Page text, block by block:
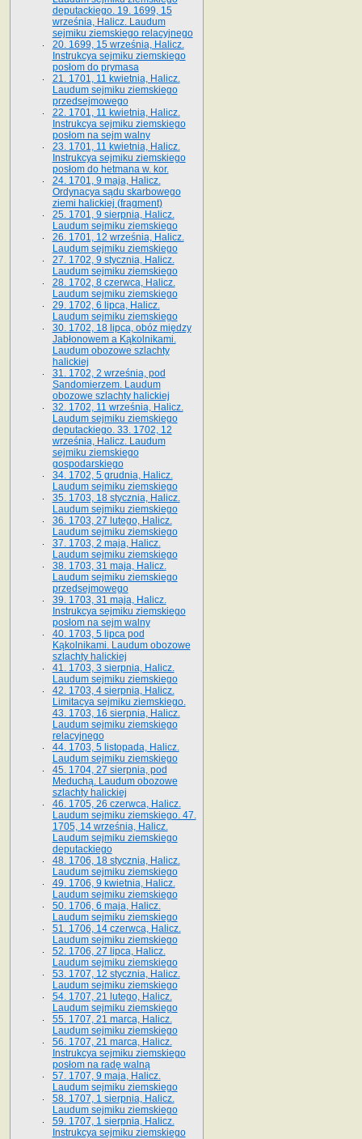
deputackiego. 19. 1699, 15
września, Halicz. Laudum
sejmiku ziemskiego relacyjnego
20. 1699, 15 września, Halicz.
Instrukcya sejmiku ziemskiego
posłom do prymasa
21. 1701, 11 kwietnia, Halicz.
Laudum sejmiku ziemskiego
przedsejmowego
22. 1701, 11 kwietnia, Halicz.
Instrukcya sejmiku ziemskiego
posłom na sejm walny
23. 1701, 11 kwietnia, Halicz.
Instrukcya sejmiku ziemskiego
posłom do hetmana w. kor.
24. 1701, 9 maja, Halicz.
Ordynacya sądu skarbowego
ziemi halickiej (fragment)
25. 1701, 9 sierpnia, Halicz.
Laudum sejmiku ziemskiego
26. 1701, 12 września, Halicz.
Laudum sejmiku ziemskiego
27. 1702, 9 stycznia, Halicz.
Laudum sejmiku ziemskiego
28. 1702, 8 czerwca, Halicz.
Laudum sejmiku ziemskiego
29. 1702, 6 lipca, Halicz.
Laudum sejmiku ziemskiego
30. 1702, 18 lipca, obóz między
Jabłonowem a Kąkolnikami.
Laudum obozowe szlachty
halickiej
31. 1702, 2 września, pod
Sandomierzem. Laudum
obozowe szlachty halickiej
32. 1702, 11 września, Halicz.
Laudum sejmiku ziemskiego
deputackiego. 33. 1702, 12
września, Halicz. Laudum
sejmiku ziemskiego
gospodarskiego
34. 1702, 5 grudnia, Halicz.
Laudum sejmiku ziemskiego
35. 1703, 18 stycznia, Halicz.
Laudum sejmiku ziemskiego
36. 1703, 27 lutego, Halicz.
Laudum sejmiku ziemskiego
37. 1703, 2 maja, Halicz.
Laudum sejmiku ziemskiego
38. 1703, 31 maja, Halicz.
Laudum sejmiku ziemskiego
przedsejmowego
39. 1703, 31 maja, Halicz.
Instrukcya sejmiku ziemskiego
posłom na sejm walny
40. 1703, 5 lipca pod
Kąkolnikami. Laudum obozowe
szlachty halickiej
41­. 1703, 3 sierpnia, Halicz.
Laudum sejmiku ziemskiego
42. 1703, 4 sierpnia, Halicz.
Limitacya sejmiku ziemskiego.
43. 1703, 16 sierpnia, Halicz.
Laudum sejmiku ziemskiego
relacyjnego
44. 1703, 5 listopada, Halicz.
Laudum sejmiku ziemskiego
45. 1704, 27 sierpnia, pod
Meduchą. Laudum obozowe
szlachty halickiej
46. 1705, 26 czerwca, Halicz.
Laudum sejmiku ziemskiego. 47.
1705, 14 września, Halicz.
Laudum sejmiku ziemskiego
deputackiego
48. 1706, 18 stycznia, Halicz.
Laudum sejmiku ziemskiego
49. 1706, 9 kwietnia, Halicz.
Laudum sejmiku ziemskiego
50. 1706, 6 maja, Halicz.
Laudum sejmiku ziemskiego
51. 1706, 14 czerwca, Halicz.
Laudum sejmiku ziemskiego
52. 1706, 27 lipca, Halicz.
Laudum sejmiku ziemskiego
53. 1707, 12 stycznia, Halicz.
Laudum sejmiku ziemskiego
54. 1707, 21 lutego, Halicz.
Laudum sejmiku ziemskiego
55. 1707, 21 marca, Halicz.
Laudum sejmiku ziemskiego
56. 1707, 21 marca, Halicz.
Instrukcya sejmiku ziemskiego
posłom na radę walną
57. 1707, 9 maja, Halicz.
Laudum sejmiku ziemskiego
58. 1707, 1 sierpnia, Halicz.
Laudum sejmiku ziemskiego
59. 1707, 1 sierpnia, Halicz.
Instrukcya sejmiku ziemskiego